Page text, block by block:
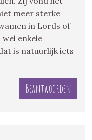
meer sterke
in Lords of
wel enkele
is natuurlijk iets
Beantwoorden